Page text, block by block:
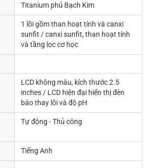
Titanium phủ Bạch Kim
1 lõi gồm than hoạt tính và canxi
sunfit / canxi sunfit, than hoạt tính
và tầng lọc cơ học
LCD không màu, kích thước 2.5
inches / LCD hiện đại hiển thị đèn
báo thay lõi và độ pH
Tự động - Thủ công
Tiếng Anh